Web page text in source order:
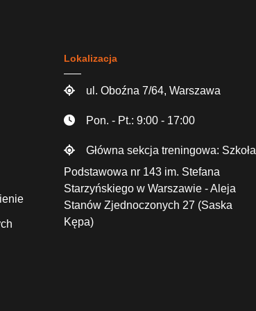
Lokalizacja
ul. Oboźna 7/64, Warszawa
Pon. - Pt.: 9:00 - 17:00
Główna sekcja treningowa: Szkoła
Podstawowa nr 143 im. Stefana
Starzyńskiego w Warszawie - Aleja
Stanów Zjednoczonych 27 (Saska
Kępa)